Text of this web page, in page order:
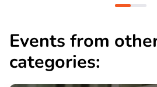
Events from
categories: